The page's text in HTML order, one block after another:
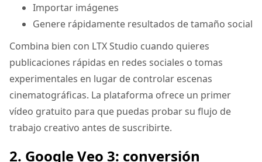
Importar imágenes
Genere rápidamente resultados de tamaño social
Combina bien con LTX Studio cuando quieres
publicaciones rápidas en redes sociales o tomas
experimentales en lugar de controlar escenas
cinematográficas. La plataforma ofrece un primer
vídeo gratuito para que puedas probar su flujo de
trabajo creativo antes de suscribirte.
2. Google Veo 3: conversión